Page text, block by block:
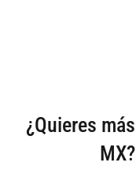
¿Quieres más
MX?